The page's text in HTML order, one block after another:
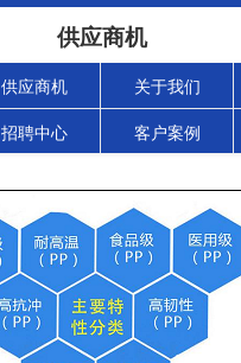
供应商机
供应商机 关于我们
招聘中心 客户案例